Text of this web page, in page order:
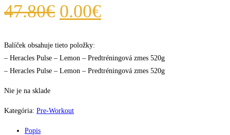
47.80€ Pôvodná
bola:
47.80€.
0.00€Aktuálna
0.00€.
Balíček obsahuje tieto položky:
– Heracles Pulse – Lemon – Predtréningová zmes 520g
– Heracles Pulse – Lemon – Predtréningová zmes 520g
Nie je na sklade
Kategória: Pre-Workout
Popis